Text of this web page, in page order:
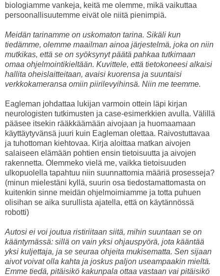
biologiamme vankeja, keitä me olemme, mikä vaikuttaa
persoonallisuutemme eivät ole niitä pienimpiä.
Meidän tarinamme on uskomaton tarina. Sikäli kun
tiedämme, olemme maailman ainoa järjestelmä, joka on niin
mutkikas, että se on syöksynyt päätä pahkaa tutkimaan
omaa ohjelmointikieltään. Kuvittele, että tietokoneesi alkaisi
hallita oheislaitteitaan, avaisi kuorensa ja suuntaisi
verkkokameransa omiin piirilevyihinsä. Niin me teemme.
Eagleman johdattaa lukijan varmoin ottein läpi kirjan
neurologisten tutkimusten ja case-esimerkkien avulla. Välillä
pääsee itsekin rääkkäämään aivojaan ja huomaamaan
käyttäytyvänsä juuri kuin Eagleman olettaa. Raivostuttavaa
ja tuhottoman kiehtovaa. Kirja aloittaa matkan aivojen
salaiseen elämään pohtien ensin tietoisuutta ja aivojen
rakennetta. Olemmeko vielä me, vaikka tietoisuuden
ulkopuolella tapahtuu niin suunnattomia määriä prosesseja?
(minun mielestäni kyllä, suurin osa tiedostamattomasta on
kuitenkin sinne meidän ohjelmoimiamme ja totta puhuen
olisihan se aika surullista ajatella, että on käytännössä
robotti)
Autosi ei voi joutua ristiriitaan siitä, mihin suuntaan se on
kääntymässä: sillä on vain yksi ohjauspyörä, jota kääntää
yksi kuljettaja, ja se seuraa ohjeita mukisematta. Sen sijaan
aivot voivat olla kahta ja joskus paljon useampaakin mieltä.
Emme tiedä, pitäisikö kakunpala ottaa vastaan vai pitäisikö